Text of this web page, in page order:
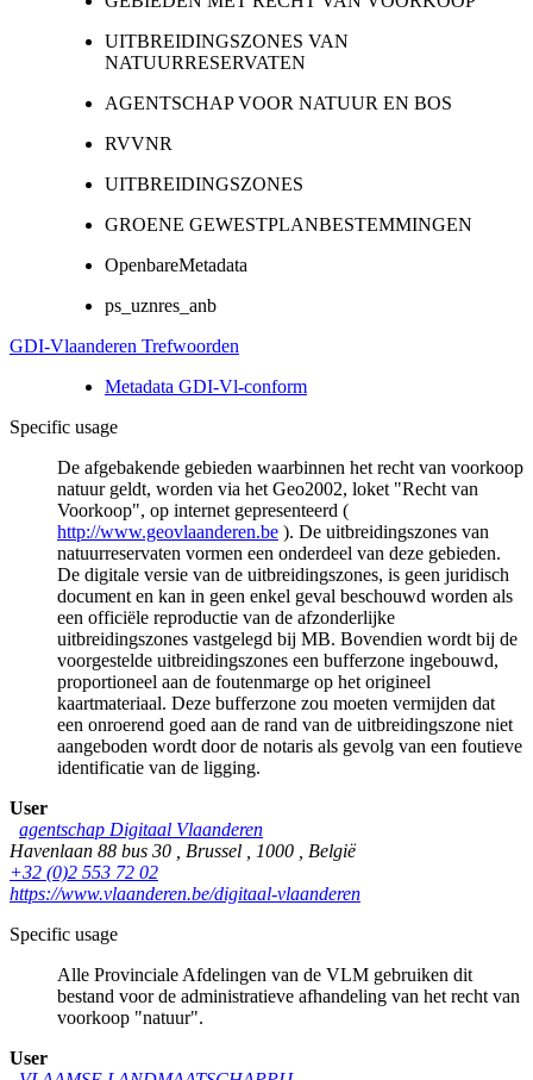
UITBREIDINGSZONES VAN
NATUURRESERVATEN
AGENTSCHAP VOOR NATUUR EN BOS
RVVNR
UITBREIDINGSZONES
GROENE GEWESTPLANBESTEMMINGEN
OpenbareMetadata
ps_uznres_anb
GDI-Vlaanderen Trefwoorden
Metadata GDI-Vl-conform
Specific usage
De afgebakende gebieden waarbinnen het recht van voorkoop
natuur geldt, worden via het Geo2002, loket "Recht van
Voorkoop", op internet gepresenteerd (
http://www.geovlaanderen.be ). De uitbreidingszones van
natuurreservaten vormen een onderdeel van deze gebieden.
De digitale versie van de uitbreidingszones, is geen juridisch
document en kan in geen enkel geval beschouwd worden als
een officiële reproductie van de afzonderlijke
uitbreidingszones vastgelegd bij MB. Bovendien wordt bij de
voorgestelde uitbreidingszones een bufferzone ingebouwd,
proportioneel aan de foutenmarge op het origineel
kaartmateriaal. Deze bufferzone zou moeten vermijden dat
een onroerend goed aan de rand van de uitbreidingszone niet
aangeboden wordt door de notaris als gevolg van een foutieve
identificatie van de ligging.
User
agentschap Digitaal Vlaanderen
Havenlaan 88 bus 30
Brussel 1000
België
+32 (0)2 553 72 02
https://www.vlaanderen.be/digitaal-vlaanderen
Specific usage
Alle Provinciale Afdelingen van de VLM gebruiken dit
bestand voor de administratieve afhandeling van het recht van
voorkoop "natuur".
User